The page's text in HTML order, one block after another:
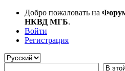
Добро пожаловать на
НКВД МГБ.
Войти
Регистрация